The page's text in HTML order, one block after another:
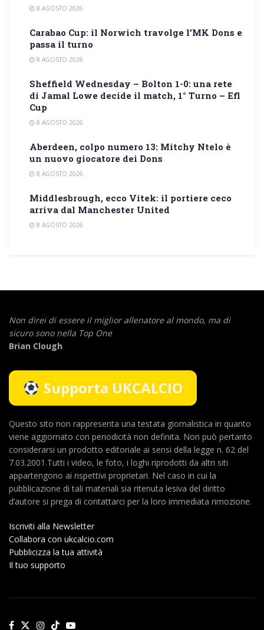
8 AGOSTO 2026
Carabao Cup: il Norwich travolge l’MK Dons e
passa il turno
8 AGOSTO 2026
Sheffield Wednesday – Bolton 1-0: una rete
di Jamal Lowe decide il match, 1° Turno – Efl
Cup
8 AGOSTO 2026
Aberdeen, colpo numero 13: Mitchy Ntelo è
un nuovo giocatore dei Dons
8 AGOSTO 2026
Middlesbrough, ecco Vitek: il portiere ceco
arriva dal Manchester United
8 AGOSTO 2026
Non direi di essere il miglior allenatore al mondo, ma di
sicuro sono nella Top One
Brian Clough
Supporta UKCALCIO
Questo sito non rappresenta una testata giornalistica in quanto
viene aggiornato con periodicità non definita. Non può pertanto
considerarsi un prodotto editoriale ai sensi della legge n. 62 del
7.03.2001.Tutti i video, le foto, i loghi riprodotti da altri siti
appartengono ai rispettivi proprietari. Nel caso in cui la
pubblicazione di tali materiali sia ritenuta lesiva del diritto
d’autore si prega di contattarci per la loro immediata rimozione.
Iscriviti alla Newsletter
Collabora con ukcalcio.com
Pubblicizza la tua attività
Il tuo supporto